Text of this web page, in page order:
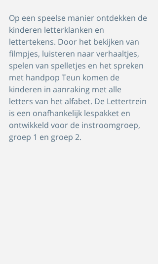
Op een speelse manier ontdekken de
kinderen letterklanken en
lettertekens. Door het bekijken van
filmpjes, luisteren naar verhaaltjes,
spelen van spelletjes en het spreken
met handpop Teun komen de
kinderen in aanraking met alle
letters van het alfabet. De Lettertrein
is een onafhankelijk lespakket en
ontwikkeld voor de instroomgroep,
groep 1 en groep 2.